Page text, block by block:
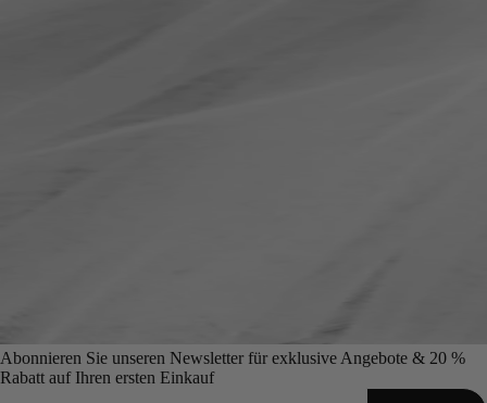
Abonnieren Sie unseren Newsletter für exklusive Angebote & 20 %
Rabatt auf Ihren ersten Einkauf